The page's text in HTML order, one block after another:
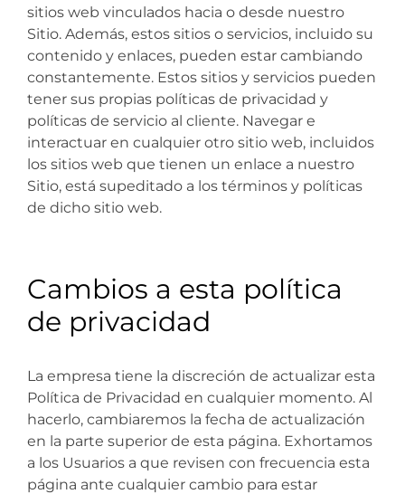
sitios web vinculados hacia o desde nuestro
Sitio. Además, estos sitios o servicios, incluido su
contenido y enlaces, pueden estar cambiando
constantemente. Estos sitios y servicios pueden
tener sus propias políticas de privacidad y
políticas de servicio al cliente. Navegar e
interactuar en cualquier otro sitio web, incluidos
los sitios web que tienen un enlace a nuestro
Sitio, está supeditado a los términos y políticas
de dicho sitio web.
Cambios a esta política
de privacidad
La empresa tiene la discreción de actualizar esta
Política de Privacidad en cualquier momento. Al
hacerlo, cambiaremos la fecha de actualización
en la parte superior de esta página. Exhortamos
a los Usuarios a que revisen con frecuencia esta
página ante cualquier cambio para estar